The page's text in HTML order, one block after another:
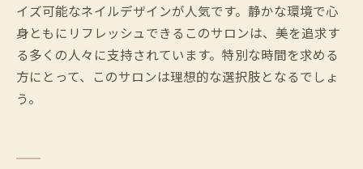
イズ可能なネイルデザインが人気です。静かな環境で心
身ともにリフレッシュできるこのサロンは、美を追求す
る多くの人々に支持されています。特別な時間を求める
方にとって、このサロンは理想的な選択肢となるでしょ
う。